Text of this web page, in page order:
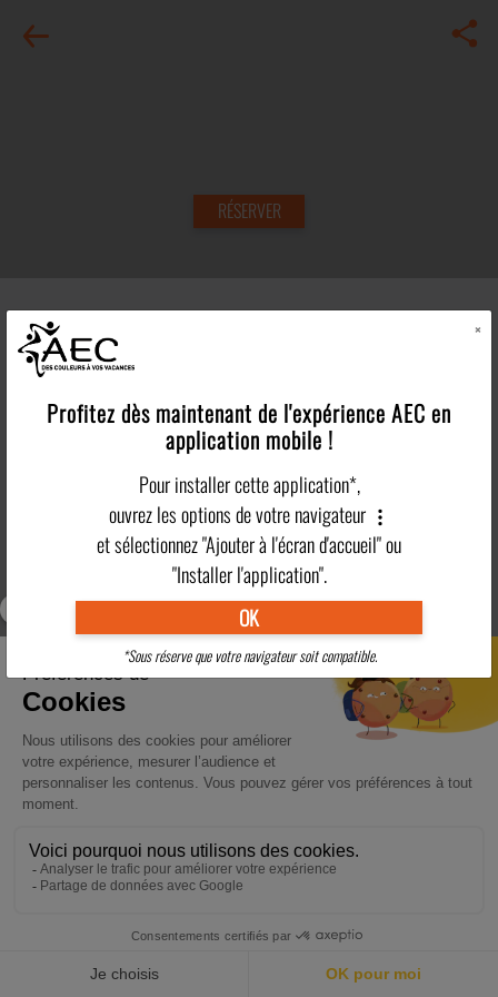
RÉSERVER
DESTINATIONS POINTS FORTS
×
Profitez dès maintenant de l'expérience AEC en
application mobile !
Pour installer cette application*,
ouvrez les options de votre navigateur
et sélectionnez "Ajouter à l'écran d'accueil" ou
"Installer l'application".
OK
*Sous réserve que votre navigateur soit compatible.